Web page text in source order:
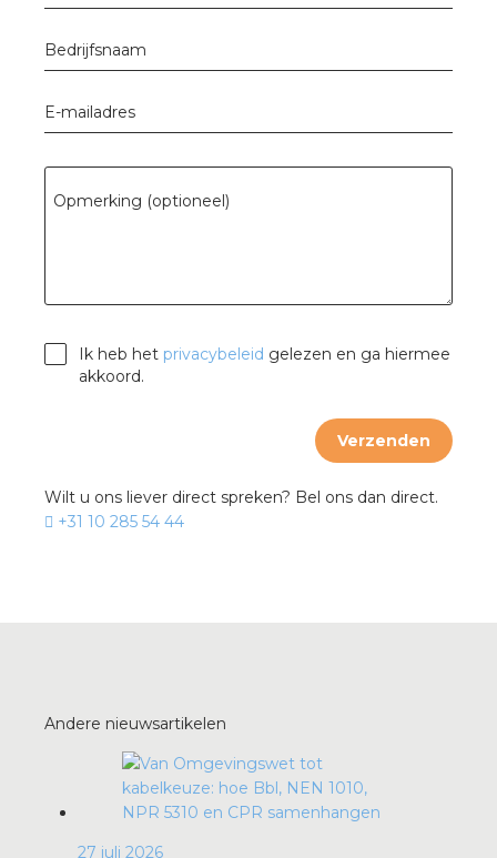
Bedrijfsnaam
E-mailadres
Opmerking (optioneel)
Ik heb het privacybeleid gelezen en ga hiermee
akkoord.
Verzenden
Wilt u ons liever direct spreken? Bel ons dan direct.
+31 10 285 54 44
Andere nieuwsartikelen
27 juli 2026